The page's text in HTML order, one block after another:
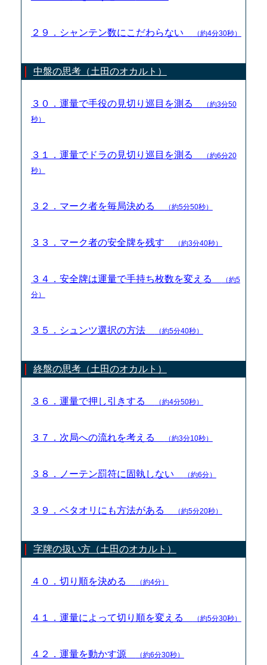
２９．シャンテン数にこだわらない （約4分30秒）
中盤の思考（土田のオカルト）
３０．運量で手役の見切り巡目を測る
（約3分50
秒）
３１．運量でドラの見切り巡目を測る
（約6分20
秒）
３２．マーク者を毎局決める （約5分50秒）
３３．マーク者の安全牌を残す （約3分40秒）
３４．安全牌は運量で手持ち枚数を変える
（約5
分）
３５．シュンツ選択の方法 （約5分40秒）
終盤の思考（土田のオカルト）
３６．運量で押し引きする （約4分50秒）
３７．次局への流れを考える （約3分10秒）
３８．ノーテン罰符に固執しない （約6分）
３９．ベタオリにも方法がある （約5分20秒）
字牌の扱い方（土田のオカルト）
４０．切り順を決める （約4分）
４１．運量によって切り順を変える （約5分30秒）
４２．運量を動かす源 （約6分30秒）